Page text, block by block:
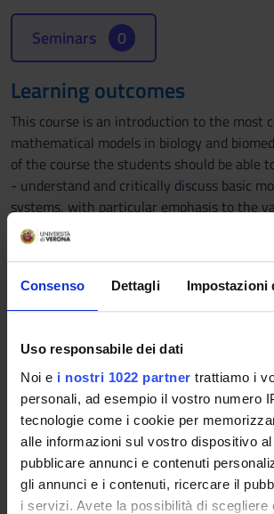
Consenso Dettagli Impostazioni
Uso responsabile dei dati
Noi e i nostri 1022 partner trattiamo i
personali, ad esempio il vostro numero
tecnologie come i cookie per
alle informazioni sul vostro dispositivo al
pubblicare annunci e contenuti
gli annunci e i contenuti, ricercare il
i servizi. Avete la possibilità di scegliere
Seminars 0
Learning outcomes
This course is an introduction to the most
mathematical models in biology and
of the course the students should be able
- understand and critically discuss basic
systems, with particular emphasis to the
assumptions and of model parameters;
- model simple phenomena, analyze them
- compare the predictions given by the
experimental data;
Program
Part A - dott. Simone Zuccher
Different mathematical models in biology
They are divided into discrete and
which can be further divided into scalar or